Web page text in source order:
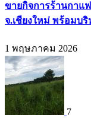
ขายกิจการร้านกาแ
จ.เชียงใหม่ พร้อมบริ
1 พฤษภาคม 2026
7